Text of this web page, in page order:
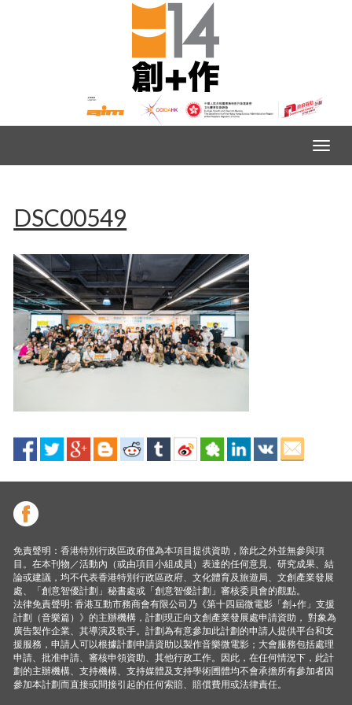
DSC00549
免責聲明：香港特別行政區政府僅為本項目提供資助，除此之外並無參與項
目。在本刊物／活動內（或由項目小組成員）表達的任何意見、研究成果、結
論或建議，均不代表香港特別行政區政府、文化體育及旅遊局、文創產業發展
處、「創意智優計劃」秘書處或「創意智優計劃」審核委員會的觀點。
法律免責聲明: 香港互動市務商會有限公司乃《第十四屆微電影「創+作」支援
計劃（音樂篇）》的主辦機構，計劃現正向文創產業發展處申請資助， 對象為
廣告製作企業、其導演及歌手。計劃為有意參加此計劃的申請人提供平台和支
援服務，申請人可以根據計劃申請資助以製作音樂微電影；大會服務包括處理
申請、批准申請、審核申領資助、其他行政工作。因此，在任何情況下，此計
劃的主辦機構、支持機構、支持媒體及支持學術圑體均不會承擔所有參加者因
參加本計劃而直接或間接引起的任何索賠、賠償費用或法律責任。